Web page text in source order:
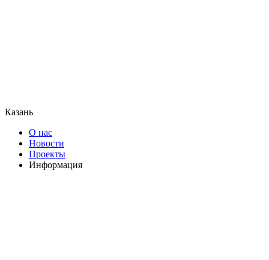
Казань
О нас
Новости
Проекты
Информация